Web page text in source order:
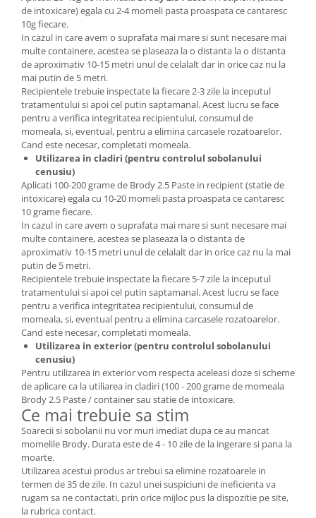
de intoxicare) egala cu 2-4 momeli pasta proaspata ce cantaresc
10g fiecare.
In cazul in care avem o suprafata mai mare si sunt necesare mai
multe containere, acestea se plaseaza la o distanta la o distanta
de aproximativ 10-15 metri unul de celalalt dar in orice caz nu la
mai putin de 5 metri.
Recipientele trebuie inspectate la fiecare 2-3 zile la inceputul
tratamentului si apoi cel putin saptamanal. Acest lucru se face
pentru a verifica integritatea recipientului, consumul de
momeala, si, eventual, pentru a elimina carcasele rozatoarelor.
Cand este necesar, completati momeala.
Utilizarea in cladiri (pentru controlul sobolanului
cenusiu)
Aplicati 100-200 grame de Brody 2.5 Paste in recipient (statie de
intoxicare) egala cu 10-20 momeli pasta proaspata ce cantaresc
10 grame fiecare.
In cazul in care avem o suprafata mai mare si sunt necesare mai
multe containere, acestea se plaseaza la o distanta de
aproximativ 10-15 metri unul de celalalt dar in orice caz nu la mai
putin de 5 metri.
Recipientele trebuie inspectate la fiecare 5-7 zile la inceputul
tratamentului si apoi cel putin saptamanal. Acest lucru se face
pentru a verifica integritatea recipientului, consumul de
momeala, si, eventual pentru a elimina carcasele rozatoarelor.
Cand este necesar, completati momeala.
Utilizarea in exterior(pentru controlul sobolanului
cenusiu)
Pentru utilizarea in exterior vom respecta aceleasi doze si scheme
de aplicare ca la utiliarea in cladiri (100 - 200 grame de momeala
Brody 2.5 Paste / container sau statie de intoxicare.
Ce mai trebuie sa stim
Soarecii si sobolanii nu vor muri imediat dupa ce au mancat
momelile Brody. Durata este de 4 - 10 zile de la ingerare si pana la
moarte.
Utilizarea acestui produs ar trebui sa elimine rozatoarele in
termen de 35 de zile. In cazul unei suspiciuni de ineficienta va
rugam sa ne contactati, prin orice mijloc pus la dispozitie pe site,
la rubrica contact.